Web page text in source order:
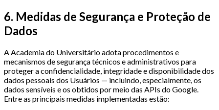
6. Medidas de Segurança e Proteção de
Dados
A Academia do Universitário adota procedimentos e
mecanismos de segurança técnicos e administrativos para
proteger a confidencialidade, integridade e disponibilidade dos
dados pessoais dos Usuários — incluindo, especialmente, os
dados sensíveis e os obtidos por meio das APIs do Google.
Entre as principais medidas implementadas estão: